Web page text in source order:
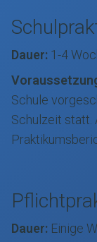
Dauer: 1-4
Schule
Schulzeit statt.
Dauer: Einige